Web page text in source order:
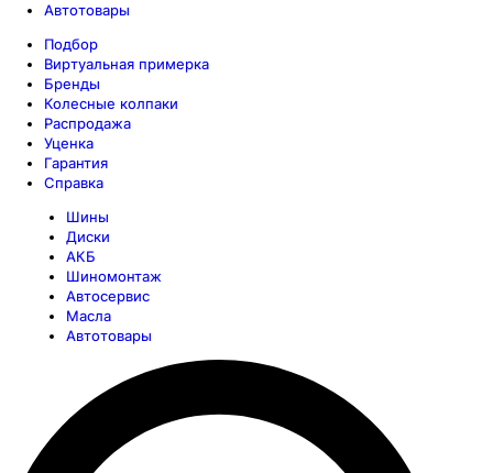
Автотовары
Подбор
Виртуальная примерка
Бренды
Колесные колпаки
Распродажа
Уценка
Гарантия
Справка
Шины
Диски
АКБ
Шиномонтаж
Автосервис
Масла
Автотовары